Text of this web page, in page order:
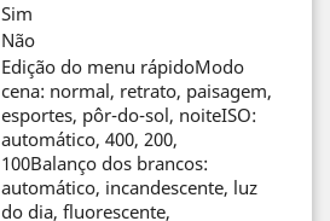
Sim
Não
Edição do menu rápidoModo
cena: normal, retrato, paisagem,
esportes, pôr-do-sol, noiteISO:
automático, 400, 200,
100Balanço dos brancos:
automático, incandescente, luz
do dia, fluorescente,